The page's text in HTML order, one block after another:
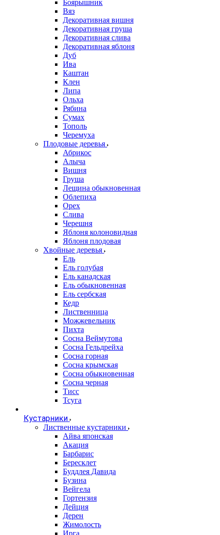
Боярышник
Вяз
Декоративная вишня
Декоративная груша
Декоративная слива
Декоративная яблоня
Дуб
Ива
Каштан
Клен
Липа
Ольха
Рябина
Сумах
Тополь
Черемуха
Плодовые деревья
Абрикос
Алыча
Вишня
Груша
Лещина обыкновенная
Облепиха
Орех
Слива
Черешня
Яблоня колоновидная
Яблоня плодовая
Хвойные деревья
Ель
Ель голубая
Ель канадская
Ель обыкновенная
Ель сербская
Кедр
Лиственница
Можжевельник
Пихта
Сосна Веймутова
Сосна Гельдрейха
Сосна горная
Сосна крымская
Сосна обыкновенная
Сосна черная
Тисс
Тсуга
Кустарники
Лиственные кустарники
Айва японская
Акация
Барбарис
Бересклет
Буддлея Давида
Бузина
Вейгела
Гортензия
Дейция
Дерен
Жимолость
Ирга